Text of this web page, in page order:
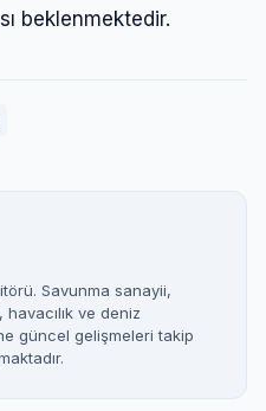
beklenmektedir.
Savunma sanayii,
ve deniz
güncel gelişmeleri takip